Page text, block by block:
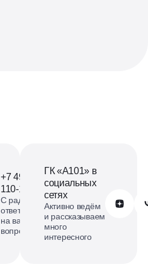
+7 499
110-18-73
С радостью
ответим
на ваши
вопросы
Обратиться в А101
ГК «А101» в
социальных
сетях
Активно ведём
и рассказываем
много
интересного